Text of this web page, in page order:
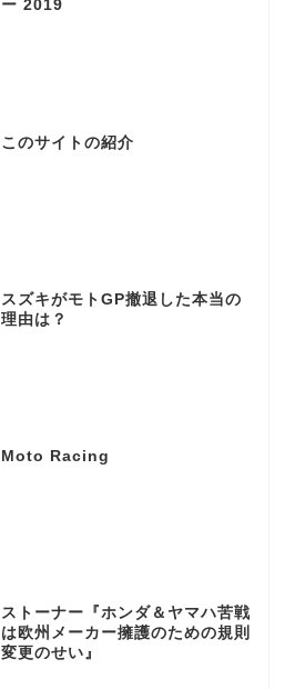
ー 2019
このサイトの紹介
スズキがモトGP撤退した本当の
理由は？
Moto Racing
ストーナー『ホンダ＆ヤマハ苦戦
は欧州メーカー擁護のための規則
変更のせい』